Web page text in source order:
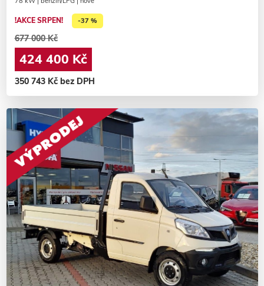
!AKCE SRPEN! -37 %
677 000 Kč
424 400 Kč
350 743 Kč bez DPH